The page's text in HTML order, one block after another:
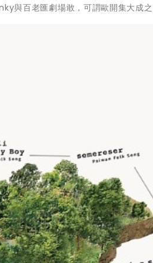
與百老匯劇場敢，可謂歐開集大成